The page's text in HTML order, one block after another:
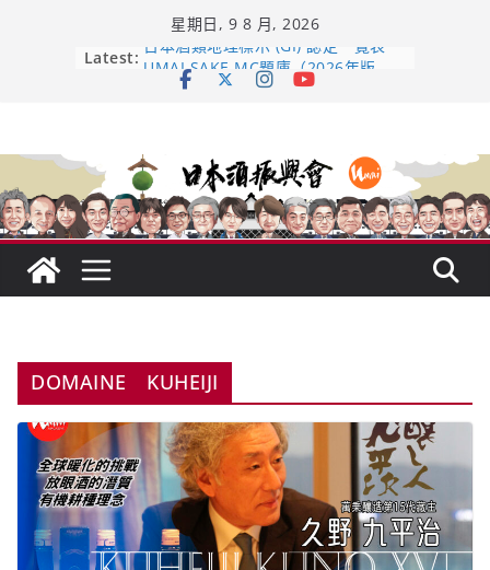
星期日, 9 8 月, 2026
Latest: 日本酒類地理標示 (GI) 認定一覽表
UMAI SAKE MC題庫（2026年版
市場！梅乃宿上市背後的密碼
龜之井酒造：口說上手 – 山形純米大
吟釀的堅持與傳承 ～ くどき上手
DOMAINE KUHEIJI